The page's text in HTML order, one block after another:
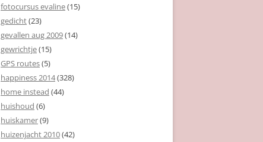
fotocursus evaline(15)
gedicht(23)
gevallen aug 2009(14)
gewrichtje(15)
GPS routes(5)
happiness 2014(328)
home instead (44)
huishoud (6)
huiskamer(9)
huizenjacht 2010(42)